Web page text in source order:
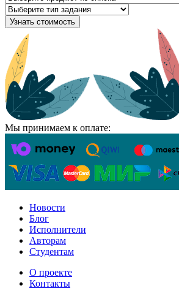
Узнать стоимость
Мы принимаем к оплате:
Новости
Блог
Исполнители
Авторам
Студентам
О проекте
Контакты